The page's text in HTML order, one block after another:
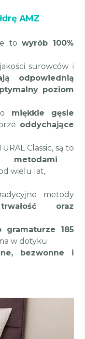
AMZ
to wyrób 100%
surowców i
odpowiednią
poziom
miękkie gęsie
oddychające
Classic, są to
metodami
wielu lat,
metody
oraz
gramaturze 185
w dotyku.
bezwonne i